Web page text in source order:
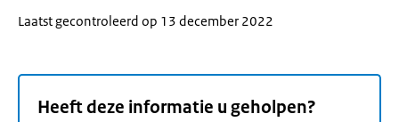
Laatst gecontroleerd op 13 december 2022
Heeft deze informatie u geholpen?